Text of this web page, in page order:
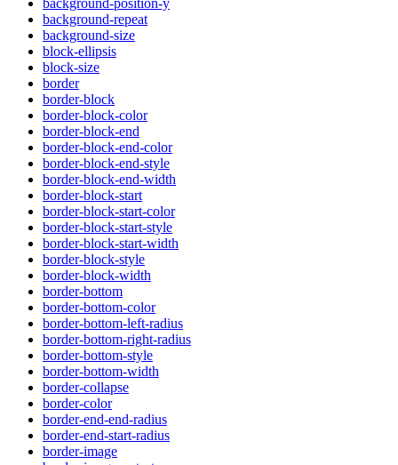
background-repeat
background-size
block-ellipsis
block-size
border
border-block
border-block-color
border-block-end
border-block-end-color
border-block-end-style
border-block-end-width
border-block-start
border-block-start-color
border-block-start-style
border-block-start-width
border-block-style
border-block-width
border-bottom
border-bottom-color
border-bottom-left-radius
border-bottom-right-radius
border-bottom-style
border-bottom-width
border-collapse
border-color
border-end-end-radius
border-end-start-radius
border-image